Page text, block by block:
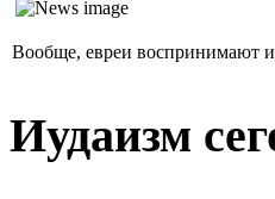
Вообще, евреи воспринимают
Иудаизм